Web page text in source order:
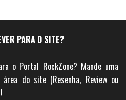
PARA O SITE?
o Portal RockZone? Mande uma
do site (Resenha, Review ou